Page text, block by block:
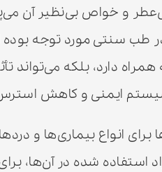
و خواص بی‌نظیر آن
در طب سنتی مورد توجه
دارد، بلکه می‌تواند
ایمنی و کاهش
انواع بیماری‌ها و دردها
شده در آن‌ها،